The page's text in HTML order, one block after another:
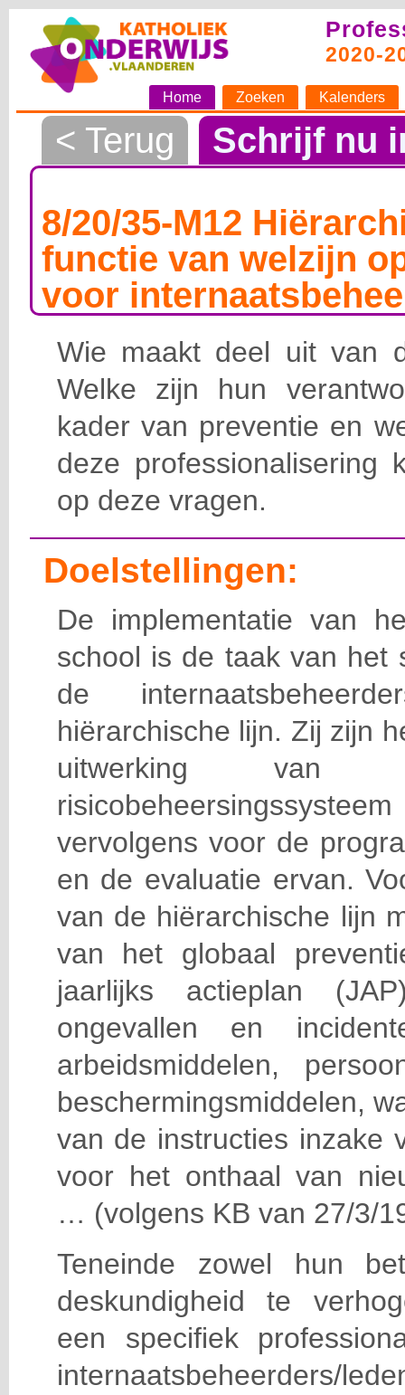
2020-
Home Zoeken Kalenders
< Terug Schrijf nu
8/20/35-M12
functie van welzijn
voor
Wie maakt deel uit van
Welke zijn hun
kader van preventie en
deze professionalisering
op deze vragen.
Doelstellingen:
De implementatie van
school is de taak van het
de
hiërarchische lijn. Zij zijn
uitwerking van
vervolgens voor de
en de evaluatie ervan.
van de hiërarchische lijn
van het globaal
jaarlijks actieplan
ongevallen en
arbeidsmiddelen,
beschermingsmiddelen,
van de instructies inzake
voor het onthaal van
… (volgens KB van 27/3/
Teneinde zowel hun
deskundigheid te
een specifiek